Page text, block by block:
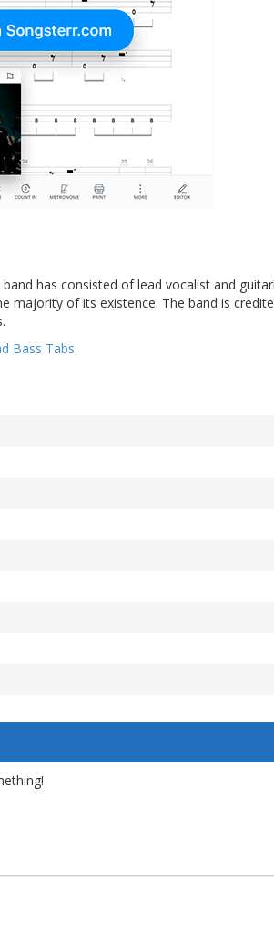
has consisted of lead vocalist and
majority of its existence. The band is
Bass Tabs.